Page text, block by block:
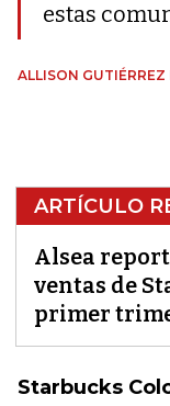
estas
ALLISON GUTIÉRREZ
ARTÍCULO
Alsea
ventas de
primer
Starbucks